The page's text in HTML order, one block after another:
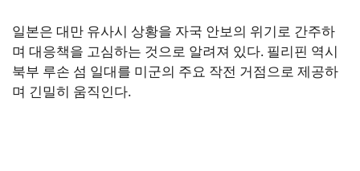
일본은 대만 유사시 상황을 자국 안보의 위기로 간주하
며 대응책을 고심하는 것으로 알려져 있다. 필리핀 역시
북부 루손 섬 일대를 미군의 주요 작전 거점으로 제공하
며 긴밀히 움직인다.